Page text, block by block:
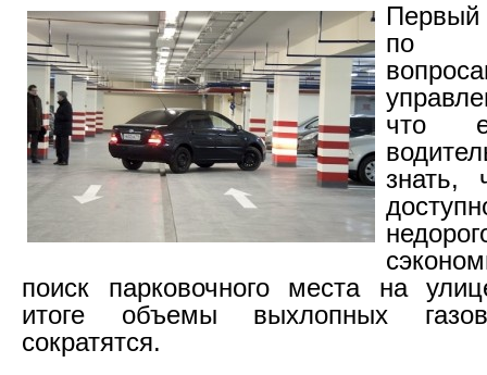
по
что
знать,
поиск парковочного места на
итоге объемы выхлопных газов
сократятся.